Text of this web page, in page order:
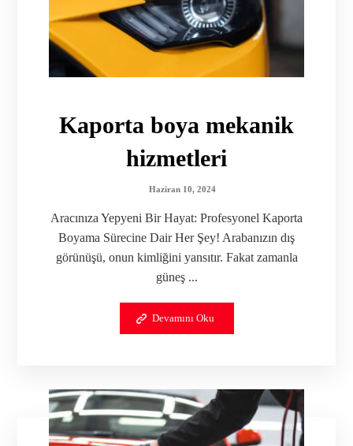
Kaporta boya mekanik
hizmetleri
Haziran 10, 2024
Aracınıza Yepyeni Bir Hayat: Profesyonel Kaporta
Boyama Sürecine Dair Her Şey! Arabanızın dış
görünüşü, onun kimliğini yansıtır. Fakat zamanla
güneş ...
Devamını Oku